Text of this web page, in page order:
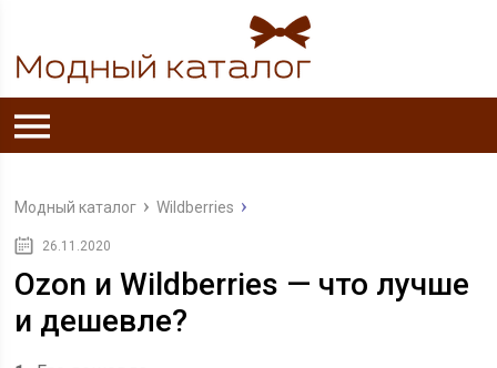
Модный каталог Wildberries
26.11.2020
Ozon и Wildberries — что лучше
и дешевле?